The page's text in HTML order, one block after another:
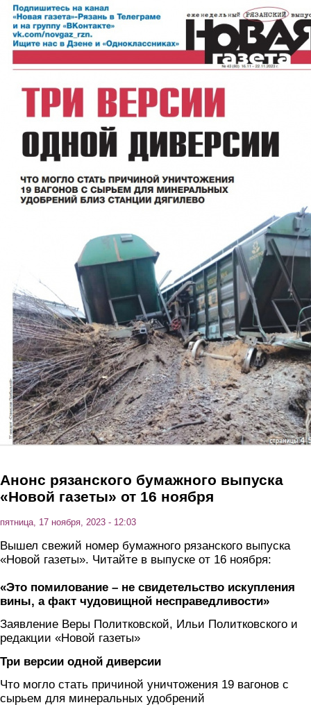
Перейти к основному содержанию
Анонс рязанского бумажного выпуска
«Новой газеты» от 16 ноября
пятница, 17 ноября, 2023 - 12:03
Вышел свежий номер бумажного рязанского выпуска
«Новой газеты». Читайте в выпуске от 16 ноября:
«Это помилование – не свидетельство искупления
вины, а факт чудовищной несправедливости»
Заявление Веры Политковской, Ильи Политковского и
редакции «Новой газеты»
Три версии одной диверсии
Что могло стать причиной уничтожения 19 вагонов с
сырьем для минеральных удобрений